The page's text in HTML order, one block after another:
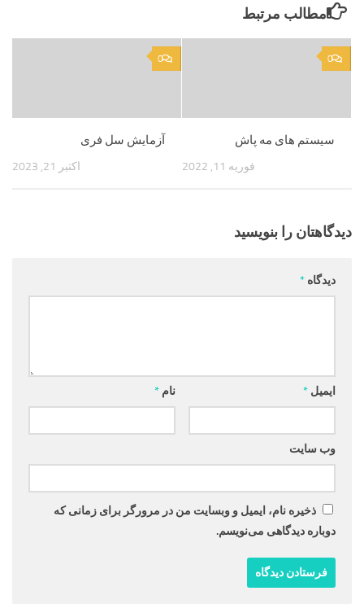
مطالب مرتبط
0
آزمایش سل فری
اکتبر 21, 2023
0
سیستم های مه پاش
فوریه 11, 2022
دیدگاهتان را بنویسید
دیدگاه *
نام * ایمیل *
وب‌ سایت
ذخیره نام، ایمیل و وبسایت من در مرورگر برای زمانی که
دوباره دیدگاهی می‌نویسم.